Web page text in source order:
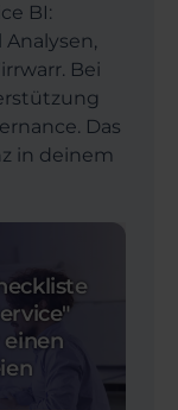
BI:
Bei
Das
in deinem